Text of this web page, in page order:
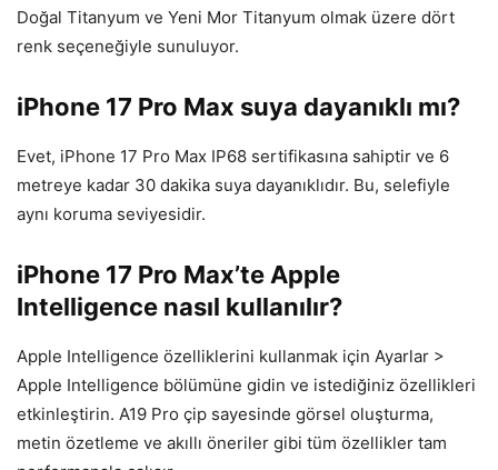
Doğal Titanyum ve Yeni Mor Titanyum olmak üzere dört
renk seçeneğiyle sunuluyor.
iPhone 17 Pro Max suya dayanıklı mı?
Evet, iPhone 17 Pro Max IP68 sertifikasına sahiptir ve 6
metreye kadar 30 dakika suya dayanıklıdır. Bu, selefiyle
aynı koruma seviyesidir.
iPhone 17 Pro Max’te Apple
Intelligence nasıl kullanılır?
Apple Intelligence özelliklerini kullanmak için Ayarlar >
Apple Intelligence bölümüne gidin ve istediğiniz özellikleri
etkinleştirin. A19 Pro çip sayesinde görsel oluşturma,
metin özetleme ve akıllı öneriler gibi tüm özellikler tam